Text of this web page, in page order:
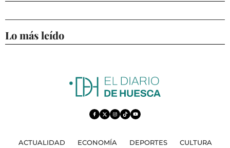
Lo más leído
ACTUALIDAD ECONOMÍA DEPORTES CULTURA